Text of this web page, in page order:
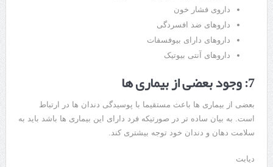
داروی فشار خون
دارو‌های ضد افسردگی
دارو‌های دارای بیوفسفات
دارو‌های آنتی بیوتیک
7: وجود بعضی از بیماری ها
بعضی از بیماری ها باعث مستقیما با پوسیدگی دندان ها در ارتباط
است. به بیان ساده تر در صورتیکه فرد دارای این بیماری ها باشد باید به
سلامت دهان و دندان خود توجه بیشتری کند.
دیابت